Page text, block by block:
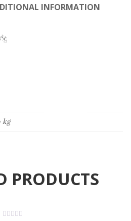
INFORMATION
kg
PRODUCTS